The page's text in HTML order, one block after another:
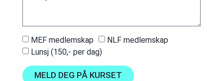
MEF medlemskap
NLF medlemskap
Lunsj (150,- per dag)
MELD DEG PÅ KURSET